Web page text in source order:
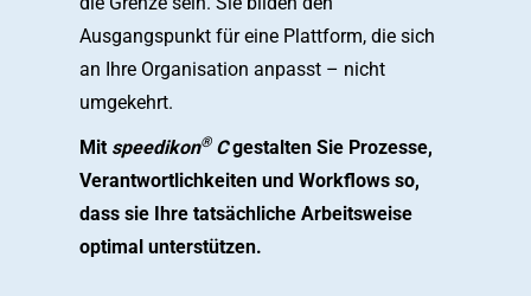
Ausgangspunkt für eine Plattform, die sich
an Ihre Organisation anpasst – nicht
umgekehrt.
Mit speedikon®Cgestalten Sie Prozesse,
Verantwortlichkeiten und Workflows so,
dass sie Ihre tatsächliche Arbeitsweise
optimal unterstützen.